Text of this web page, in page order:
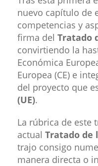
nuevo capítulo de
competencias y
firma del Tratado
convirtiendo la
Económica
Europea (CE) e
del proyecto que
(UE).
La rúbrica de este
actual Tratado de
trajo consigo
manera directa o